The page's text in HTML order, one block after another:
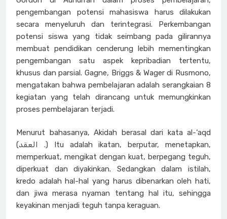
pengembangan potensi mahasiswa harus dilakukan
secara menyeluruh dan terintegrasi. Perkembangan
potensi siswa yang tidak seimbang pada gilirannya
membuat pendidikan cenderung lebih mementingkan
pengembangan satu aspek kepribadian tertentu,
khusus dan parsial. Gagne, Briggs & Wager di Rusmono,
mengatakan bahwa pembelajaran adalah serangkaian 8
kegiatan yang telah dirancang untuk memungkinkan
proses pembelajaran terjadi.
Menurut bahasanya, Akidah berasal dari kata al-‘aqd
(العقد .) Itu adalah ikatan, berputar, menetapkan,
memperkuat, mengikat dengan kuat, berpegang teguh,
diperkuat dan diyakinkan. Sedangkan dalam istilah,
kredo adalah hal-hal yang harus dibenarkan oleh hati,
dan jiwa merasa nyaman tentang hal itu, sehingga
keyakinan menjadi teguh tanpa keraguan.